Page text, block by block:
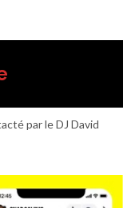
par le DJ David